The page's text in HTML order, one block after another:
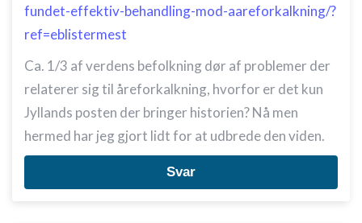
fundet-effektiv-behandling-mod-aareforkalkning/?
ref=eblistermest
Ca. 1/3 af verdens befolkning dør af problemer der
relaterer sig til åreforkalkning, hvorfor er det kun
Jyllands posten der bringer historien? Nå men
hermed har jeg gjort lidt for at udbrede den viden.
Svar